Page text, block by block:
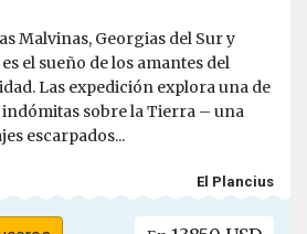
Malvinas, Georgias del Sur y
el sueño de los amantes del
Las expedición explora una de
sobre la Tierra – una
escarpados...
El Plancius